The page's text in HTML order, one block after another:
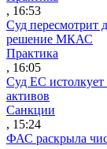
, 16:53
Суд пересмотрит
решение МКАС
Практика
, 16:05
Суд ЕС
активов
Санкции
, 15:24
ФАС раскрыла